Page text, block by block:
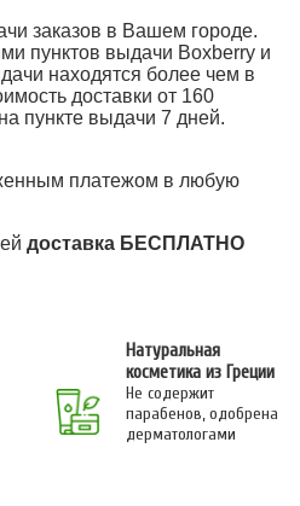
заказов в Вашем городе.
пунктов выдачи Boxberry и
находятся более чем в
доставки от 160
пункте выдачи 7 дней.
платежом в любую
доставка БЕСПЛАТНО
Натуральная
косметика из Греции
Не содержит
парабенов, одобрена
дерматологами